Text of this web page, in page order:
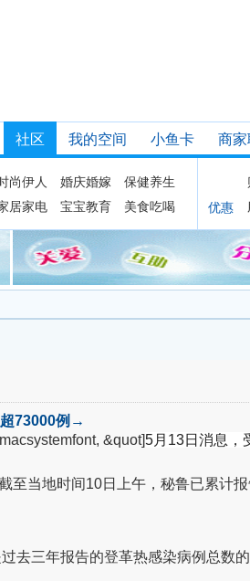
社区 我的空间 小鱼卡 商家
尚伊人 婚庆婚嫁
保健养生
居家电
宝宝教育 美食吃喝 优惠
73000例→
&quot]5月13日消息，
至当地时间10日上午，秘鲁已累计
去三年报告的登革热感染病例总数的